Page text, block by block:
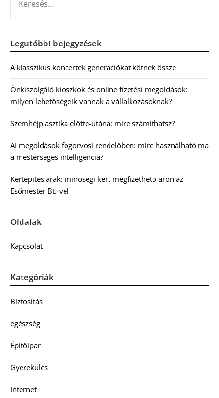
Legutóbbi bejegyzések
A klasszikus koncertek generációkat kötnek össze
Önkiszolgáló kioszkok és online fizetési megoldások:
milyen lehetőségeik vannak a vállalkozásoknak?
Szemhéjplasztika előtte-utána: mire számíthatsz?
AI megoldások fogorvosi rendelőben: mire használható ma
a mesterséges intelligencia?
Kertépítés árak: minőségi kert megfizethető áron az
Esőmester Bt.-vel
Oldalak
Kapcsolat
Kategóriák
Biztosítás
egészség
Építőipar
Gyerekülés
Internet